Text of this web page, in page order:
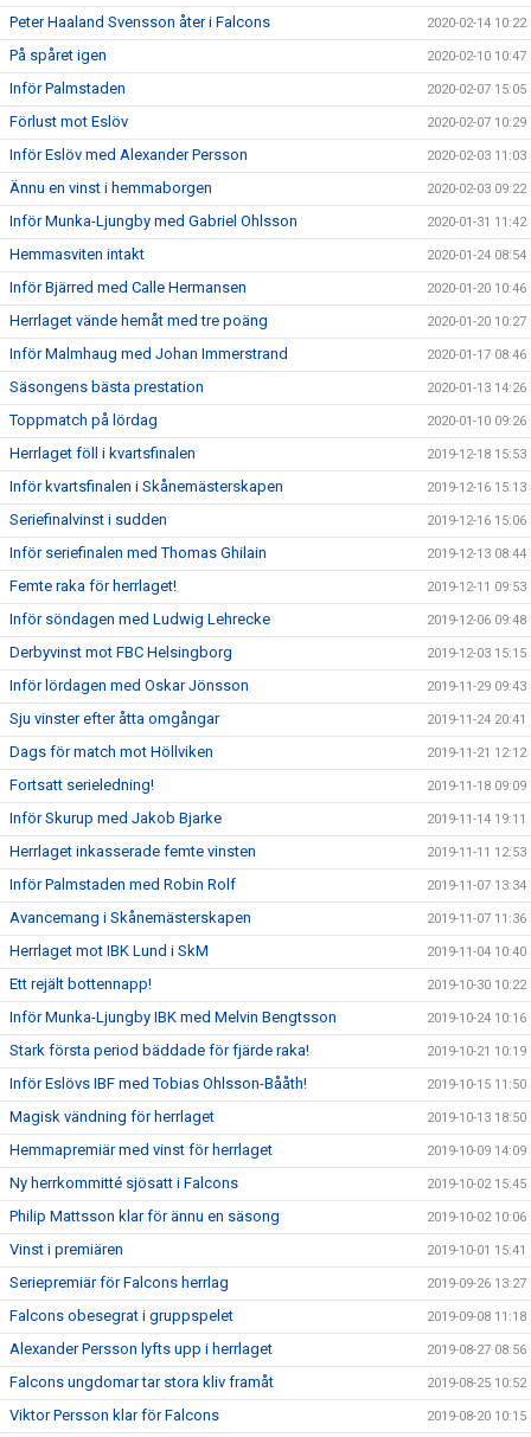
Peter Haaland Svensson åter i Falcons 2020-02-14 10:22
På spåret igen 2020-02-10 10:47
Inför Palmstaden 2020-02-07 15:05
Förlust mot Eslöv 2020-02-07 10:29
Inför Eslöv med Alexander Persson 2020-02-03 11:03
Ännu en vinst i hemmaborgen 2020-02-03 09:22
Inför Munka-Ljungby med Gabriel Ohlsson 2020-01-31 11:42
Hemmasviten intakt 2020-01-24 08:54
Inför Bjärred med Calle Hermansen 2020-01-20 10:46
Herrlaget vände hemåt med tre poäng 2020-01-20 10:27
Inför Malmhaug med Johan Immerstrand 2020-01-17 08:46
Säsongens bästa prestation 2020-01-13 14:26
Toppmatch på lördag 2020-01-10 09:26
Herrlaget föll i kvartsfinalen 2019-12-18 15:53
Inför kvartsfinalen i Skånemästerskapen 2019-12-16 15:13
Seriefinalvinst i sudden 2019-12-16 15:06
Inför seriefinalen med Thomas Ghilain 2019-12-13 08:44
Femte raka för herrlaget! 2019-12-11 09:53
Inför söndagen med Ludwig Lehrecke 2019-12-06 09:48
Derbyvinst mot FBC Helsingborg 2019-12-03 15:15
Inför lördagen med Oskar Jönsson 2019-11-29 09:43
Sju vinster efter åtta omgångar 2019-11-24 20:41
Dags för match mot Höllviken 2019-11-21 12:12
Fortsatt serieledning! 2019-11-18 09:09
Inför Skurup med Jakob Bjarke 2019-11-14 19:11
Herrlaget inkasserade femte vinsten 2019-11-11 12:53
Inför Palmstaden med Robin Rolf 2019-11-07 13:34
Avancemang i Skånemästerskapen 2019-11-07 11:36
Herrlaget mot IBK Lund i SkM 2019-11-04 10:40
Ett rejält bottennapp! 2019-10-30 10:22
Inför Munka-Ljungby IBK med Melvin Bengtsson 2019-10-24 10:16
Stark första period bäddade för fjärde raka! 2019-10-21 10:19
Inför Eslövs IBF med Tobias Ohlsson-Bååth! 2019-10-15 11:50
Magisk vändning för herrlaget 2019-10-13 18:50
Hemmapremiär med vinst för herrlaget 2019-10-09 14:09
Ny herrkommitté sjösatt i Falcons 2019-10-02 15:45
Philip Mattsson klar för ännu en säsong 2019-10-02 10:06
Vinst i premiären 2019-10-01 15:41
Seriepremiär för Falcons herrlag 2019-09-26 13:27
Falcons obesegrat i gruppspelet 2019-09-08 11:18
Alexander Persson lyfts upp i herrlaget 2019-08-27 08:56
Falcons ungdomar tar stora kliv framåt 2019-08-25 10:52
Viktor Persson klar för Falcons 2019-08-20 10:15